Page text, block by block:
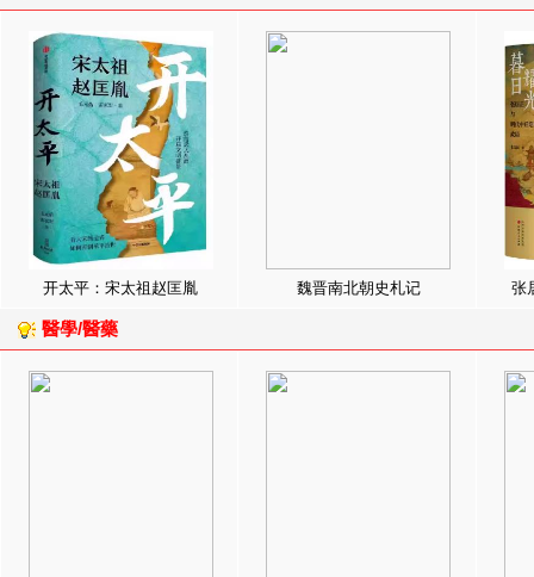
开太平：宋太祖赵匡胤 魏晋南北朝史札记 张
醫學/醫藥